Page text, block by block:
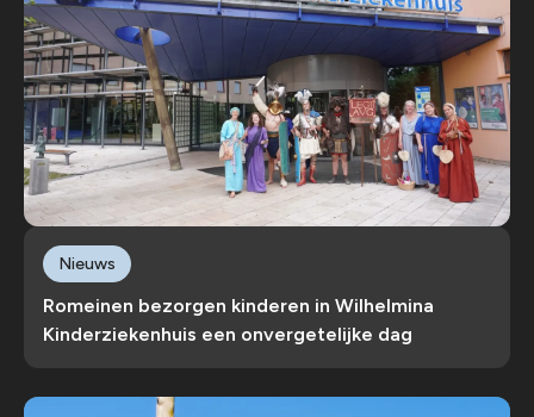
Romeinen bezorgen kinderen in Wilhelmina
Kinderziekenhuis een onvergetelijke dag
Nieuws